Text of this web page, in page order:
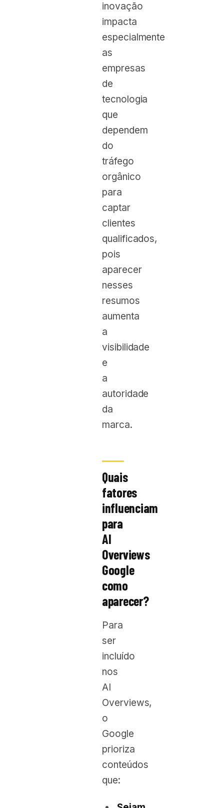
inovação
impacta
especialmente
as
empresas
de
tecnologia
que
dependem
do
tráfego
orgânico
para
captar
clientes
qualificados,
pois
aparecer
nesses
resumos
aumenta
a
visibilidade
e
a
autoridade
da
marca.
Quais
fatores
influenciam
para
AI
Overviews
Google
como
aparecer?
Para
ser
incluído
nos
AI
Overviews,
o
Google
prioriza
conteúdos
que: